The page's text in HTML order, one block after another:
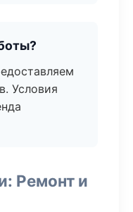
Условия
Ремонт и